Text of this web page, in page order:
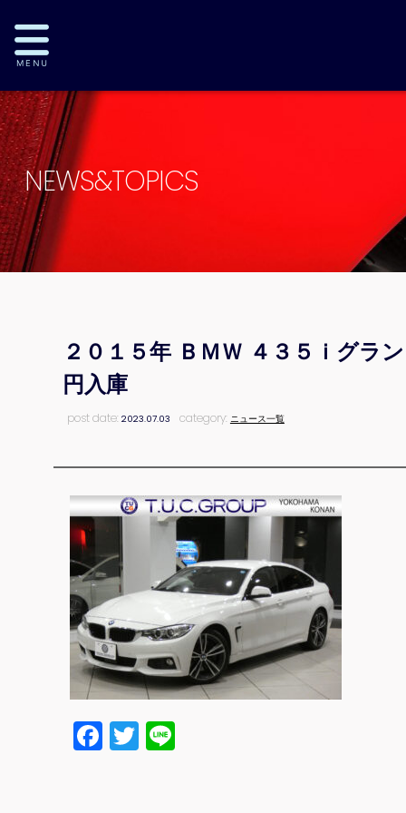
NEWS&TOPICS
２０１５年 ＢＭＷ ４３５ｉグ
円入庫
post date:2023.07.03 category: ニュース一覧
Facebook
Twitter